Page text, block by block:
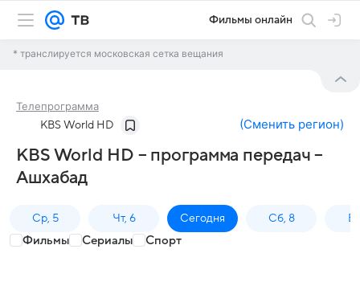
Фильмы онлайн
* транслируется московская сетка вещания
Телепрограмма
KBS World HD (Сменить регион)
KBS World HD – программа передач –
Ашхабад
Ср, 5 Чт, 6 Сегодня Сб, 8
Фильмы Сериалы Спорт